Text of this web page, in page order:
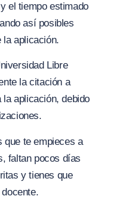
el tiempo estimado
así posibles
la aplicación.
Libre
la citación a
aplicación, debido
que te empieces a
faltan pocos días
y tienes que